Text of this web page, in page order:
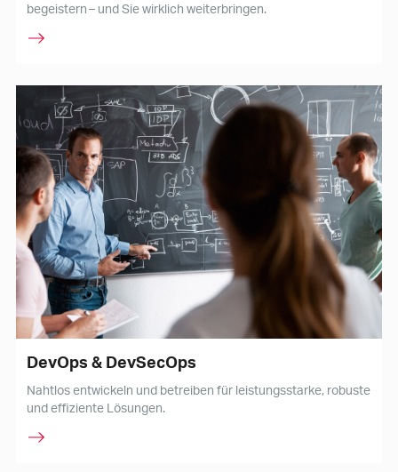
begeistern – und Sie wirklich weiterbringen.
DevOps & DevSecOps
Nahtlos entwickeln und betreiben für leistungsstarke, robuste
und effiziente Lösungen.